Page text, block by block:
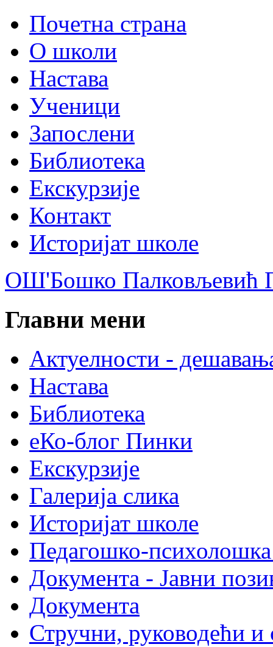
Почетна страна
О школи
Настава
Ученици
Запослени
Библиотека
Екскурзије
Контакт
Историјат школе
ОШ'Бошко Палковљевић
Главни мени
Актуелности -
Настава
Библиотека
еКо-блог Пинки
Екскурзије
Галерија слика
Историјат школе
Педагошко-психолошка
Документа - Јавни
Документа
Стручни, руководећи и